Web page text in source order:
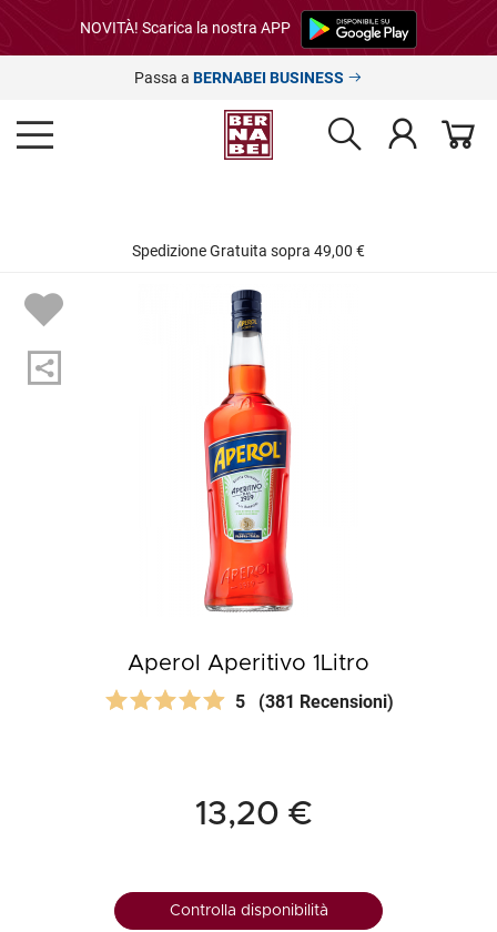
NOVITÀ! Scarica la nostra APP
Passa a BERNABEI BUSINESS
Spedizione Gratuita sopra 49,00 €
Aperol Aperitivo 1Litro
5 (381 Recensioni)
13,20 €
Controlla disponibilità